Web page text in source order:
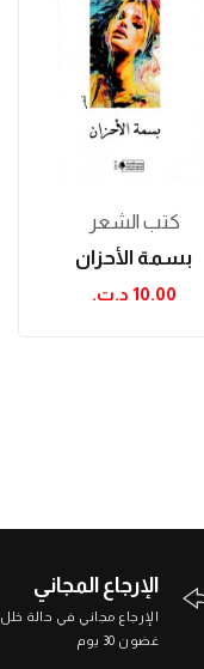
كتب الشعر
بسمة الأحزان
10.00 د.ت.‏
الإرجاع المجاني
الإرجاع مجاني في حالة
غضون 30 يوم